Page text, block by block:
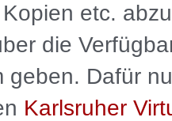
etc.
die
geben. Dafür
Karlsruher